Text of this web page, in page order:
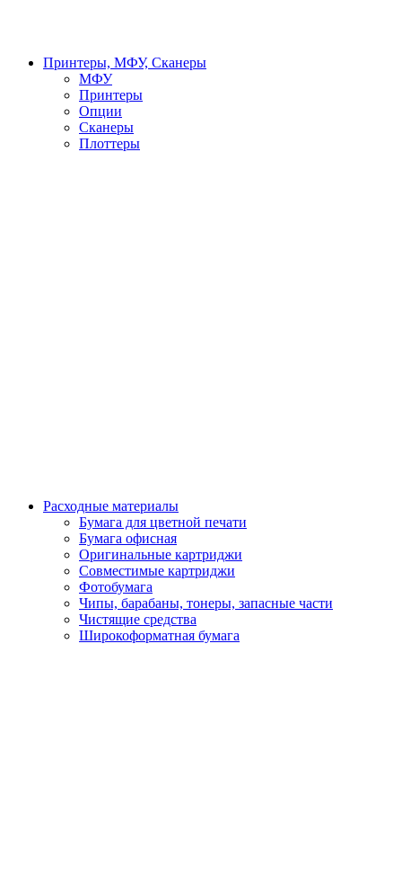
Принтеры, МФУ, Сканеры
МФУ
Принтеры
Опции
Сканеры
Плоттеры
Расходные материалы
Бумага для цветной печати
Бумага офисная
Оригинальные картриджи
Совместимые картриджи
Фотобумага
Чипы, барабаны, тонеры, запасные части
Чистящие средства
Широкоформатная бумага